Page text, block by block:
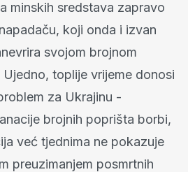
minskih sredstava zapravo
koji onda i izvan
svojom brojnom
toplije vrijeme donosi
za Ukrajinu -
brojnih poprišta borbi,
već tjednima ne pokazuje
preuzimanjem posmrtnih